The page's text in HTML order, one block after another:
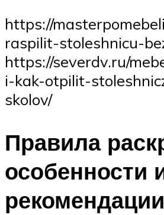
https://
raspilit-stoleshnicu-
https://severdv.ru/
i-kak-otpilit-
skolov/
Правила
особенности
рекомендации